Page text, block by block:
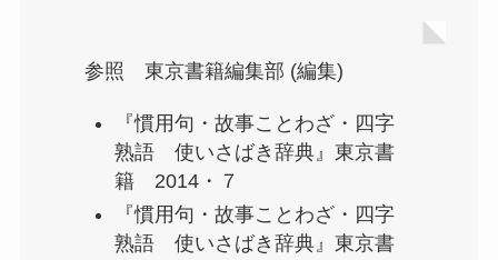
参照 東京書籍編集部 (編集)
『慣用句・故事ことわざ・四字
熟語 使いさばき辞典』東京書
籍 2014・７
『慣用句・故事ことわざ・四字
熟語 使いさばき辞典』東京書